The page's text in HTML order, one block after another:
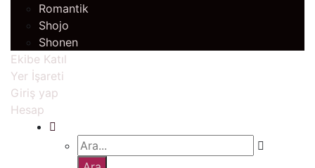
Romantik
Shojo
Shonen
Ekibe Katıl
Yer İşareti
Giriş yap
Hesap